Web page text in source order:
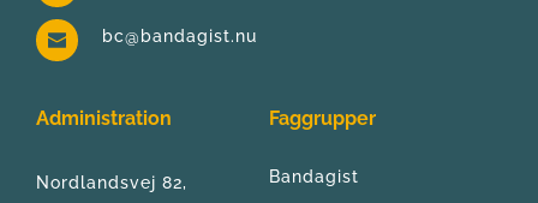
bc@bandagist.nu
Administration
Nordlandsvej 82,
Faggrupper
Bandagist